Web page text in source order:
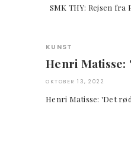
SMK THY:
KUNST
Henri
OKTOBER 13, 2022
Henri Matisse: 'Det